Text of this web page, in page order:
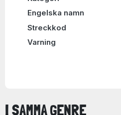
Engelska namn
Streckkod
Varning
I SAMMA GENRE